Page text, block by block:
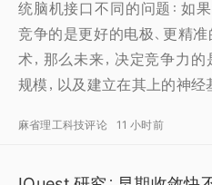
统脑机接口不同的问题：如
竞争的是更好的电极、更精
术，那么未来，决定竞争力
规模，以及建立在其上的神经
麻省理工科技评论 11 小时前